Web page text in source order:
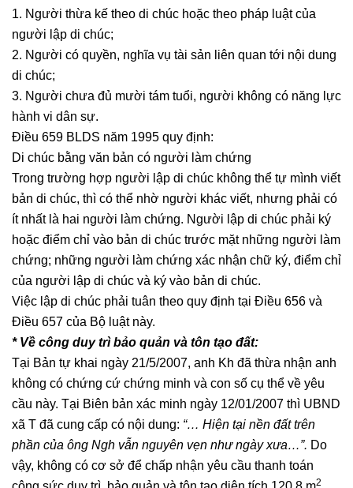
1. Người thừa kế theo di chúc hoặc theo pháp luật của
người lập di chúc;
2. Người có quyền, nghĩa vụ tài sản liên quan tới nội dung
di chúc;
3. Người chưa đủ mười tám tuổi, người không có năng lực
hành vi dân sự.
Điều 659 BLDS năm 1995 quy định:
Di chúc bằng văn bản có người làm chứng
Trong trường hợp người lập di chúc không thể tự mình viết
bản di chúc, thì có thể nhờ người khác viết, nhưng phải có
ít nhất là hai người làm chứng. Người lập di chúc phải ký
hoặc điểm chỉ vào bản di chúc trước mặt những người làm
chứng; những người làm chứng xác nhận chữ ký, điểm chỉ
của người lập di chúc và ký vào bản di chúc.
Việc lập di chúc phải tuân theo quy định tại Điều 656 và
Điều 657 của Bộ luật này.
* Về công duy trì bảo quản và tôn tạo đất:
Tại Bản tự khai ngày 21/5/2007, anh Kh đã thừa nhận anh
không có chứng cứ chứng minh và con số cụ thể về yêu
cầu này. Tại Biên bản xác minh ngày 12/01/2007 thì UBND
xã T đã cung cấp có nội dung: “… Hiện tại nền đất trên
phần của ông Ngh vẫn nguyên vẹn như ngày xưa…”. Do
vậy, không có cơ sở để chấp nhận yêu cầu thanh toán
2